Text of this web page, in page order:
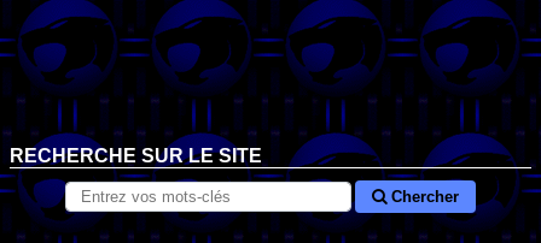
RECHERCHE SUR LE SITE
Chercher